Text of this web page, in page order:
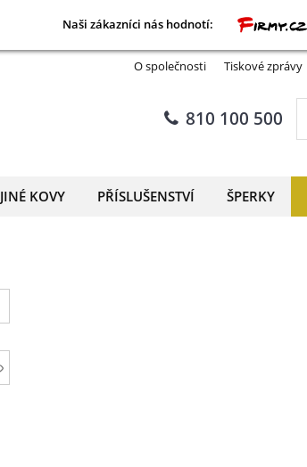
Naši zákazníci nás hodnotí:
O společnosti Tiskové zprávy
810 100 500
JINÉ KOVY PŘÍSLUŠENSTVÍ ŠPERKY
Naši zákazníci nás hodnotí: